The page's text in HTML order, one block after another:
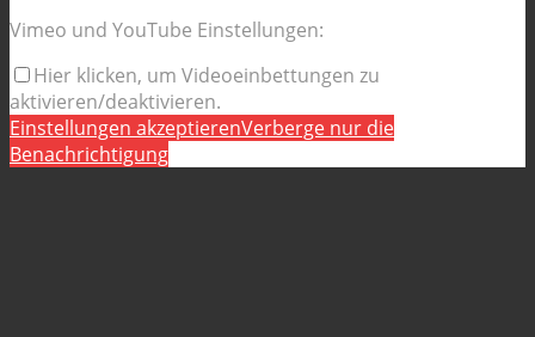
Vimeo und YouTube Einstellungen:
Hier klicken, um Videoeinbettungen zu
aktivieren/deaktivieren.
Einstellungen akzeptierenVerberge nur die
Benachrichtigung